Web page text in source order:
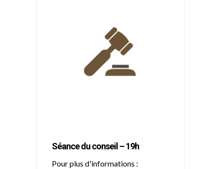
Séance du conseil – 19h
Pour plus d'informations :